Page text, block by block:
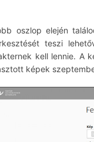
oszlop elején
teszi
kell lennie. A
képek